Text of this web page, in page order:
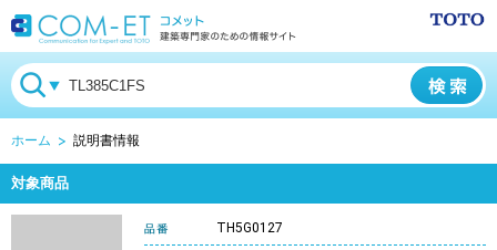
ホーム 説明書情報
対象商品
TH5G0127